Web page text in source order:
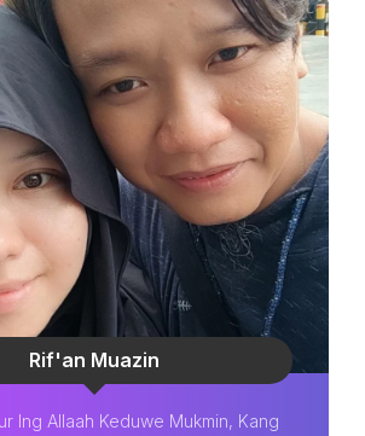
Rif'an Muazin
Ing Allaah Keduwe Mukmin, Kang